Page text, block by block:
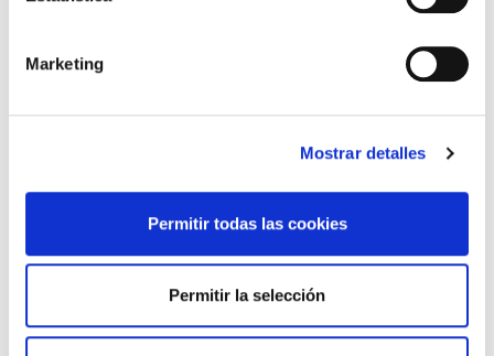
Marketing
Mostrar detalles
Permitir todas las cookies
Permitir la selección
LA ALIANZA MÉDICA POR LA SALUD PLANETARIA SE ADHIERE
AL PACTO DE ESTADO FRENTE A LA EMERGENCIA CLIMÁTICA
REFORMA DE LAS MUTUALIDADES ALTERNATIVAS Y LA
28/07/2026
EL COLEGIO MÉDICO DE OURENSE CONVOCA EL I CERTAMEN
(MIR)